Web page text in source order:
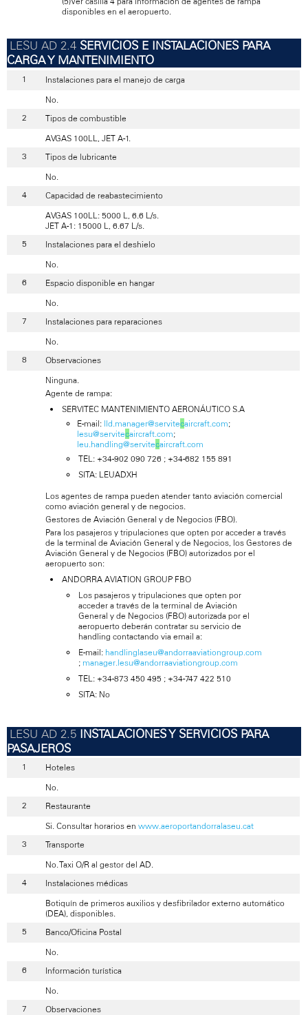
disponibles en el aeropuerto.
SERVICIOS E INSTALACIONES PARA
CARGA Y MANTENIMIENTO
Instalaciones para el manejo de carga
No.
Tipos de combustible
AVGAS 100LL, JET A-1.
Tipos de lubricante
No.
Capacidad de reabastecimiento
AVGAS 100LL: 5000 L, 6.6 L/s.
JET A-1: 15000 L, 6.67 L/s.
Instalaciones para el deshielo
No.
Espacio disponible en hangar
No.
Instalaciones para reparaciones
No.
Observaciones
Ninguna.
Agente de rampa:
SERVITEC MANTENIMIENTO AERONÁUTICO S.A
E-mail: lld.manager@servitecaircraft.com;
lesu@servitecaircraft.com;
leu.handling@servitecaircraft.com
TEL: +34-902 090 726 ; +34-682 155 891
SITA: LEUADXH
Los agentes de rampa pueden atender tanto aviación comercial
como aviación general y de negocios.
Gestores de Aviación General y de Negocios (FBO).
Para los pasajeros y tripulaciones que opten por acceder a través
de la terminal de Aviación General y de Negocios, los Gestores de
Aviación General y de Negocios (FBO) autorizados por el
aeropuerto son:
ANDORRA AVIATION GROUP FBO
Los pasajeros y tripulaciones que opten por
acceder a través de la terminal de Aviación
General y de Negocios (FBO) autorizada por el
aeropuerto deberán contratar su servicio de
handling contactando via email a:
E-mail: handlinglaseu@andorraaviationgroup.com
; manager.lesu@andorraaviationgroup.com
TEL: +34-873 450 495 ; +34-747 422 510
SITA: No
INSTALACIONES Y SERVICIOS PARA
PASAJEROS
Hoteles
No.
Restaurante
Si. Consultar horarios en www.aeroportandorralaseu.cat
Transporte
No. Taxi O/R al gestor del AD.
Instalaciones médicas
Botiquín de primeros auxilios y desfibrilador externo automático
(DEA), disponibles.
Banco/Oficina Postal
No.
Información turística
No.
Observaciones